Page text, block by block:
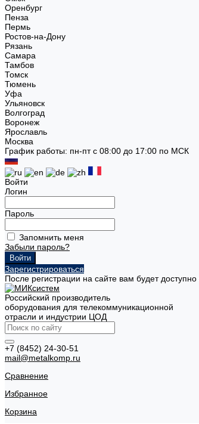
Оренбург
Пенза
Пермь
Ростов-на-Дону
Рязань
Самара
Тамбов
Томск
Тюмень
Уфа
Ульяновск
Волгоград
Воронеж
Ярославль
Москва
График работы: пн-пт с 08:00 до 17:00 по МСК
Войти
Логин
Пароль
Запомнить меня
Забыли пароль?
Зарегистрироваться
После регистрации на сайте вам будет
Российский производитель
оборудования для телекоммуникационной
отрасли и индустрии ЦОД
+7 (8452) 24-30-51
mail@metalkomp.ru
Сравнение
Избранное
Корзина